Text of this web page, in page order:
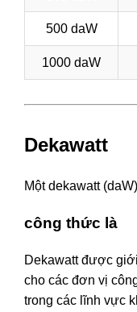
500 daW
1000 daW
Dekawatt
Một dekawatt
công thức là
Dekawatt được
cho các đơn vị
trong các lĩnh vực